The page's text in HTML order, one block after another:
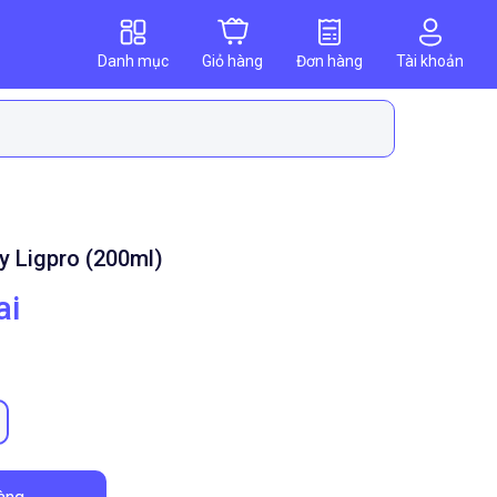
Danh mục Giỏ hàng Đơn hàng Tài khoản
Ligpro (200ml)